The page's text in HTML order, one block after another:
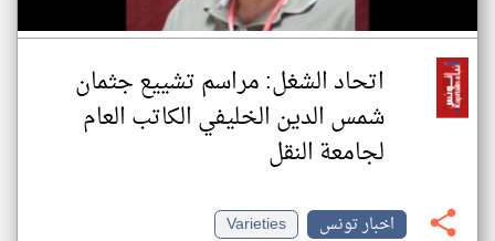
اتحاد الشغل: مراسم تشييع جثمان
شمس الدين الخليفي الكاتب العام
لجامعة النقل
اخبار تونس
Varieties